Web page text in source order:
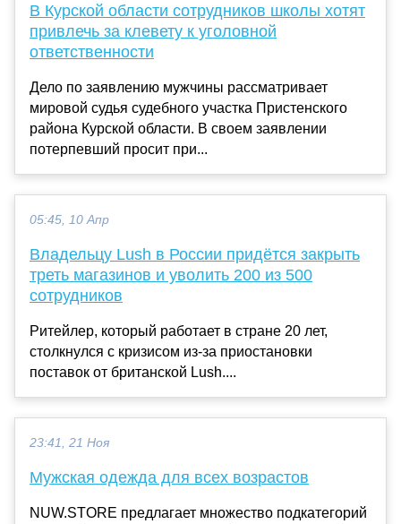
В Курской области сотрудников школы хотят
привлечь за клевету к уголовной
ответственности
Дело по заявлению мужчины рассматривает
мировой судья судебного участка Пристенского
района Курской области. В своем заявлении
потерпевший просит при...
05:45, 10 Апр
Владельцу Lush в России придётся закрыть
треть магазинов и уволить 200 из 500
сотрудников
Ритейлер, который работает в стране 20 лет,
столкнулся с кризисом из-за приостановки
поставок от британской Lush....
23:41, 21 Ноя
Мужская одежда для всех возрастов
NUW.STORE предлагает множество подкатегорий